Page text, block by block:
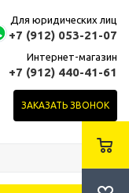
Для юридических лиц
+7 (912) 053-21-07
Интернет-магазин
+7 (912) 440-41-61
ЗАКАЗАТЬ ЗВОНОК